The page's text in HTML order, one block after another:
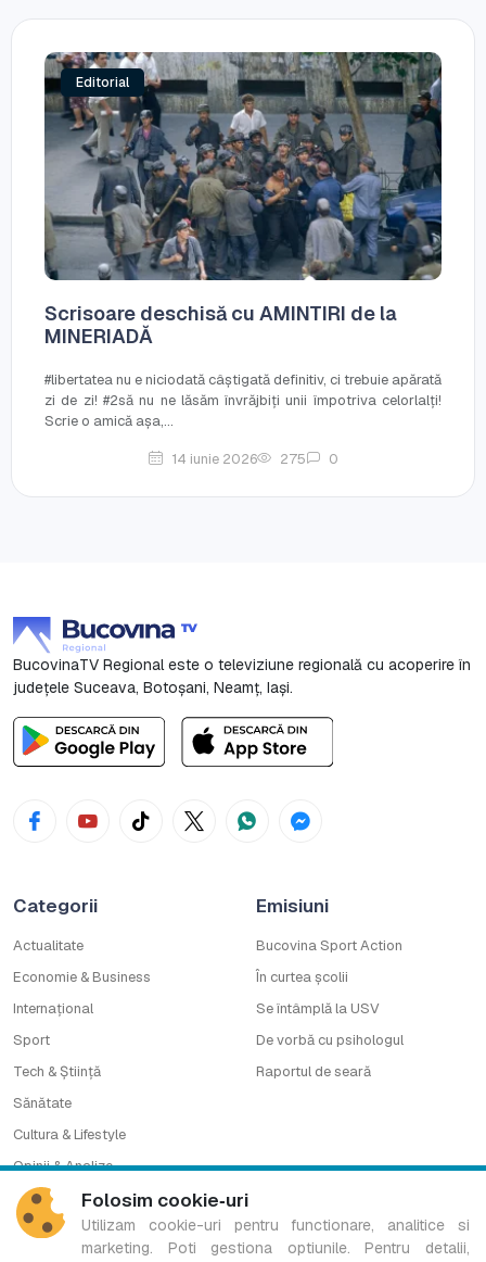
Editorial
Scrisoare deschisă cu AMINTIRI de la
MINERIADĂ
#libertatea nu e niciodată câștigată definitiv, ci trebuie apărată
zi de zi! #2să nu ne lăsăm învrăjbiți unii împotriva celorlalți!
Scrie o amică așa,...
14 iunie 2026 275 0
BucovinaTV Regional este o televiziune regională cu acoperire în
județele Suceava, Botoşani, Neamț, Iași.
Categorii
Actualitate
Economie & Business
Internațional
Sport
Tech & Știință
Sănătate
Cultura & Lifestyle
Opinii & Analize
Timp liber
Emisiuni
Bucovina Sport Action
În curtea școlii
Se întâmplă la USV
De vorbă cu psihologul
Raportul de seară
Companie Contact
Folosim cookie‑uri
Utilizam cookie-uri pentru functionare, analitice si
marketing. Poti gestiona optiunile. Pentru detalii,